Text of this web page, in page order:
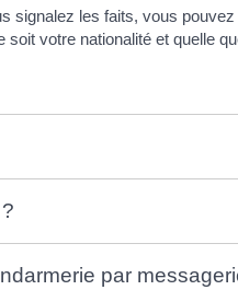
signalez les faits, vous
soit votre nationalité et quelle
par